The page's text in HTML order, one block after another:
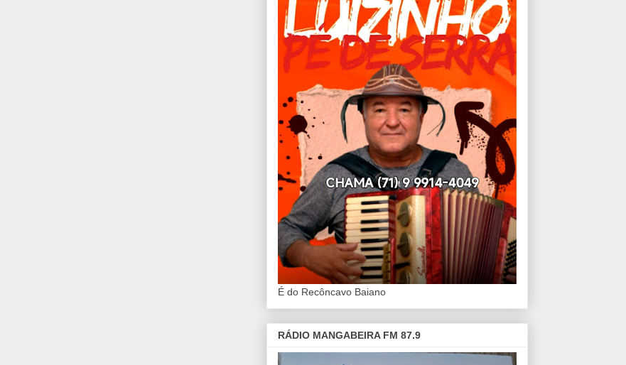
É do Recôncavo Baiano
RÁDIO MANGABEIRA FM 87.9